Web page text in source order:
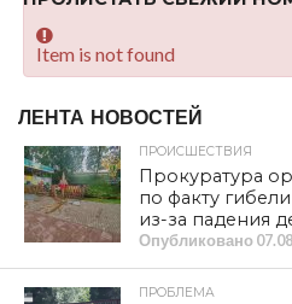
Item is not found
ЛЕНТА НОВОСТЕЙ
ПРОИСШЕСТВИЯ
Прокуратура
по факту
из-за падения
Опубликовано
ПРОБЛЕМА